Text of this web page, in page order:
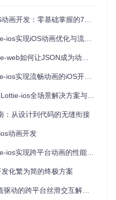
现 (帧率)
55-60fps 1:8:12
50-60fps 1:10:8
45-55fps 1:NA:5
。这种跨平台一致性不仅降低
到实现的完整路径
发：零基础掌握的7个实战技巧
实现iOS动画优化与流畅体验
让JSON成为动画界的通用语言
现流畅动画的iOS开发者指南
ios全场景解决方案与实战指南
：从设计到代码的无缝衔接
动画开发
台动画的性能优化与开发效率提升指南
化繁为简的终极方案
的跨平台丝滑交互解决方案